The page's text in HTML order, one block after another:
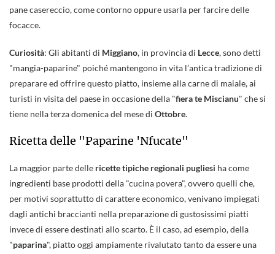
pane casereccio, come contorno oppure usarla per farcire delle
focacce.
Curiosità: Gli abitanti di Miggiano, in provincia di Lecce, sono detti
"mangia-paparine" poiché mantengono in vita l’antica tradizione di
preparare ed offrire questo piatto, insieme alla carne di maiale, ai
turisti in visita del paese in occasione della "fiera te Miscianu" che si
tiene nella terza domenica del mese di Ottobre.
Ricetta delle "Paparine 'Nfucate"
La maggior parte delle ricette tipiche regionali pugliesi ha come
ingredienti base prodotti della "cucina povera", ovvero quelli che,
per motivi soprattutto di carattere economico, venivano impiegati
dagli antichi braccianti nella preparazione di gustosissimi piatti
invece di essere destinati allo scarto. È il caso, ad esempio, della
"paparina", piatto oggi ampiamente rivalutato tanto da essere una